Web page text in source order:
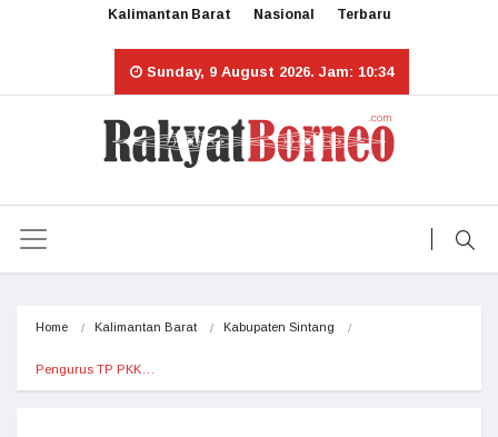
Kalimantan Barat Nasional Terbaru
Sunday, 9 August 2026. Jam: 10:34
Home Kalimantan Barat Kabupaten Sintang
Pengurus TP PKK…